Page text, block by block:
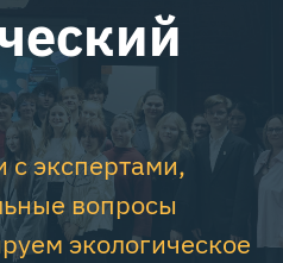
с экспертами,
вопросы
экологическое